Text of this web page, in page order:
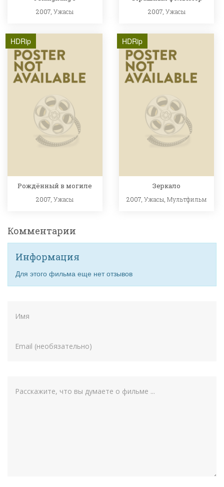
2007,Ужасы 2007, Ужасы
HDRip
Рождённый в могиле
2007,Ужасы
HDRip
Зеркало
2007, Ужасы Мультфильм
Комментарии
Информация
Для этого фильма еще нет отзывов